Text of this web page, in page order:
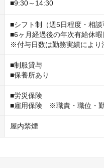
■9:30～14:30
■シフト制（週5日程度・相談
■6ヶ月経過後の年次有給休暇
※付与日数は勤務実績により
■制服貸与
■保養所あり
■労災保険
■雇用保険　※職責・職位・
屋内禁煙